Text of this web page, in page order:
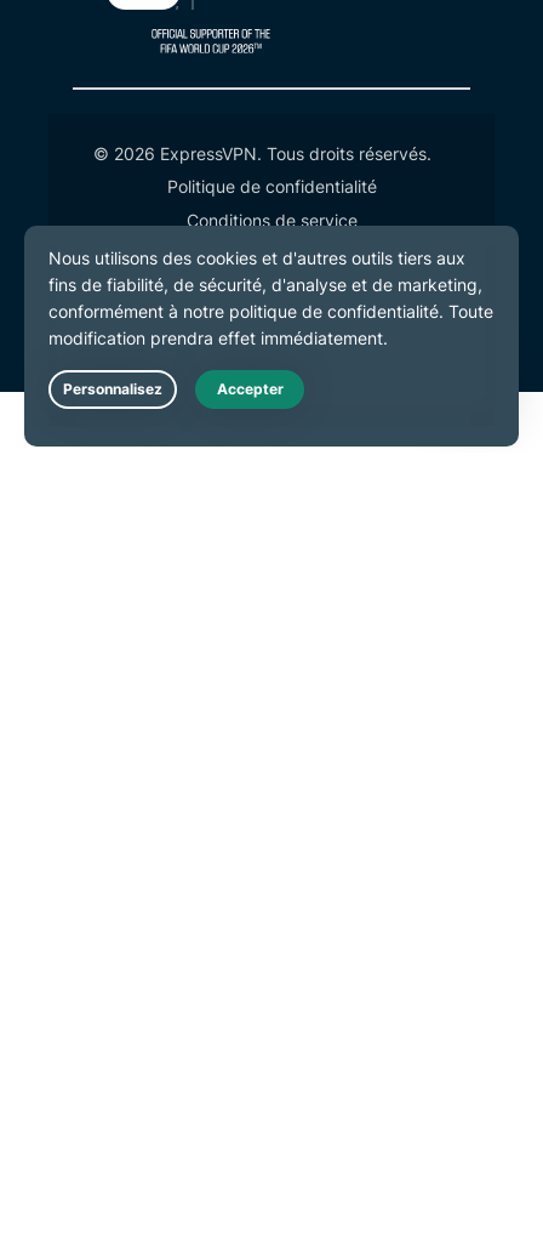
© 2026 ExpressVPN. Tous droits réservés.
Politique de confidentialité
Conditions de service
Préférences de cookies